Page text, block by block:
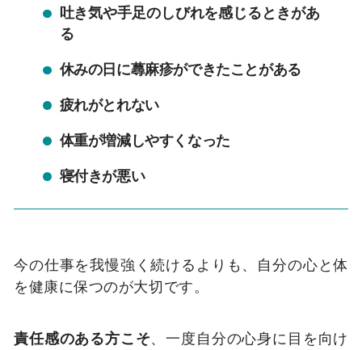
吐き気や手足のしびれを感じるときがあ
る
休みの日に蕁麻疹ができたことがある
疲れがとれない
体重が増減しやすくなった
寝付きが悪い
今の仕事を我慢強く続けるよりも、自分の心と体
を健康に保つのが大切です。
責任感のある方こそ、一度自分の心身に目を向け